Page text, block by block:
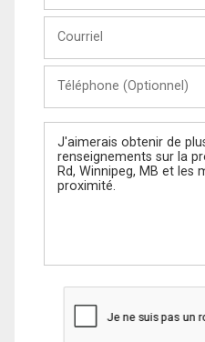
Nom
(Optionnel)
Message